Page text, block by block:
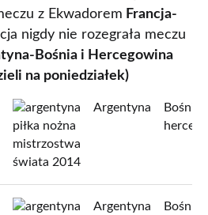
z Ekwadorem Francja-
nigdy nie rozegrała meczu
Bośnia i Hercegowina
na poniedziałek)
Argentyna
Bośnia i
Argentyna
Bośnia i